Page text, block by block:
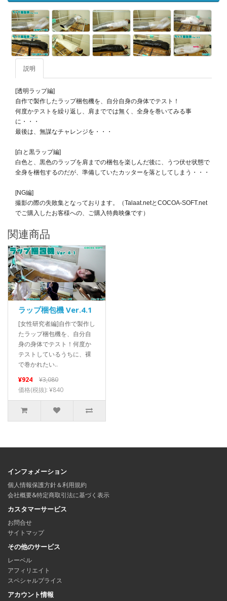
説明
[透明ラップ編]
自作で製作したラップ梱包機を、自分自身の身体でテスト！
何度かテストを繰り返し、肩まででは無く、全身を巻いてみる事
に・・・
最後は、無謀なチャレンジを・・・
[白と黒ラップ編]
白色と、黒色のラップを肩までの梱包を楽しんだ後に、うつ伏せ状態で
全身を梱包するのだが、準備していたカッターを落としてしまう・・・
[NG編]
撮影の際の失敗集となっております。（Talaat.netとCOCOA-SOFT.net
でご購入したお客様への、ご購入特典映像です）
関連商品
ラップ梱包機 Ver.4.1
[女性研究者編]自作で製作し
たラップ梱包機を、自分自
身の身体でテスト！何度か
テストしているうちに、裸
で巻かれたい..
¥924
¥3,080
価格(税抜): ¥840
インフォメーション
個人情報保護方針＆利用規約
会社概要&特定商取引法に基づく表示
カスタマーサービス
お問合せ
サイトマップ
その他のサービス
レーベル
アフィリエイト
スペシャルプライス
アカウント情報